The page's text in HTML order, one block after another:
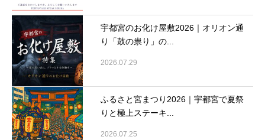
宇都宮のお化け屋敷2026｜オリオン通
り「鼓の祟り」の...
2026.07.29
ふるさと宮まつり2026｜宇都宮で夏祭
りと極上ステーキ...
2026.07.25